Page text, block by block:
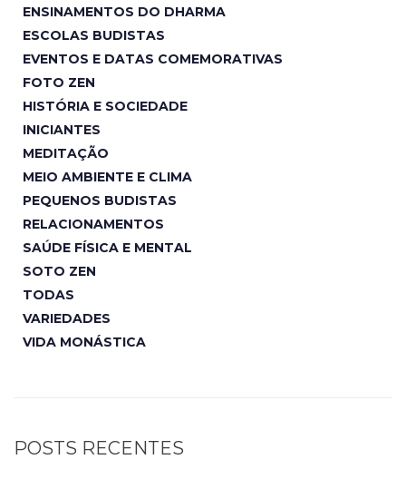
ENSINAMENTOS DO DHARMA
ESCOLAS BUDISTAS
EVENTOS E DATAS COMEMORATIVAS
FOTO ZEN
HISTÓRIA E SOCIEDADE
INICIANTES
MEDITAÇÃO
MEIO AMBIENTE E CLIMA
PEQUENOS BUDISTAS
RELACIONAMENTOS
SAÚDE FÍSICA E MENTAL
SOTO ZEN
TODAS
VARIEDADES
VIDA MONÁSTICA
POSTS RECENTES